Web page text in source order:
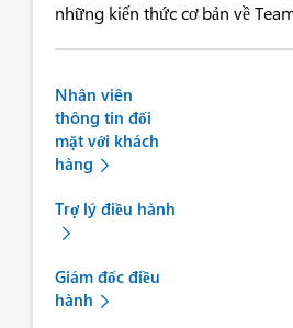
những kiến thức cơ bản về
Nhân viên
thông tin đối
mặt với khách
hàng
Trợ lý điều hành
Giám đốc điều
hành